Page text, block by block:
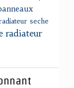
seche
radiateur